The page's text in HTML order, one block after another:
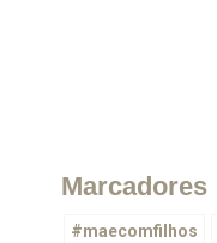
Marcadores
#maecomfilhos